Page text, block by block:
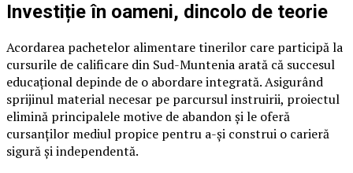
Investiție în oameni, dincolo de teorie
Acordarea pachetelor alimentare tinerilor care participă la
cursurile de calificare din Sud-Muntenia arată că succesul
educațional depinde de o abordare integrată. Asigurând
sprijinul material necesar pe parcursul instruirii, proiectul
elimină principalele motive de abandon și le oferă
cursanților mediul propice pentru a-și construi o carieră
sigură și independentă.